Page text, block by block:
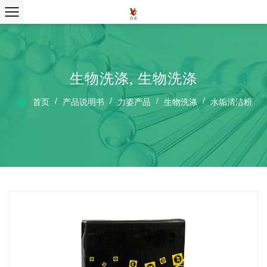
生物洗涤, 生物洗涤
首页 / 产品说明书 / 力姿产品 / 生物洗涤 / 水垢清洁粉